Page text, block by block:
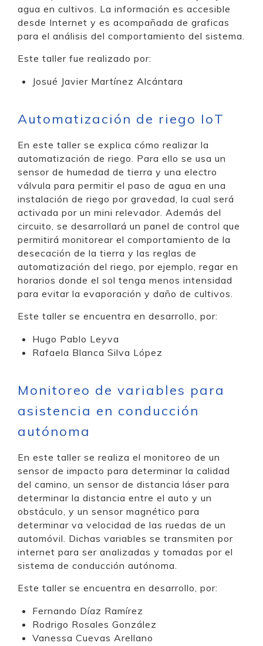
agua en cultivos. La información es accesible
desde Internet y es acompañada de graficas
para el análisis del comportamiento del sistema.
Este taller fue realizado por:
Josué Javier Martínez Alcántara
Automatización de riego IoT
En este taller se explica cómo realizar la
automatización de riego. Para ello se usa un
sensor de humedad de tierra y una electro
válvula para permitir el paso de agua en una
instalación de riego por gravedad, la cual será
activada por un mini relevador. Además del
circuito, se desarrollará un panel de control que
permitirá monitorear el comportamiento de la
desecación de la tierra y las reglas de
automatización del riego, por ejemplo, regar en
horarios donde el sol tenga menos intensidad
para evitar la evaporación y daño de cultivos.
Este taller se encuentra en desarrollo, por:
Hugo Pablo Leyva
Rafaela Blanca Silva López
Monitoreo de variables para
asistencia en conducción
autónoma
En este taller se realiza el monitoreo de un
sensor de impacto para determinar la calidad
del camino, un sensor de distancia láser para
determinar la distancia entre el auto y un
obstáculo, y un sensor magnético para
determinar va velocidad de las ruedas de un
automóvil. Dichas variables se transmiten por
internet para ser analizadas y tomadas por el
sistema de conducción autónoma.
Este taller se encuentra en desarrollo, por:
Fernando Díaz Ramírez
Rodrigo Rosales González
Vanessa Cuevas Arellano